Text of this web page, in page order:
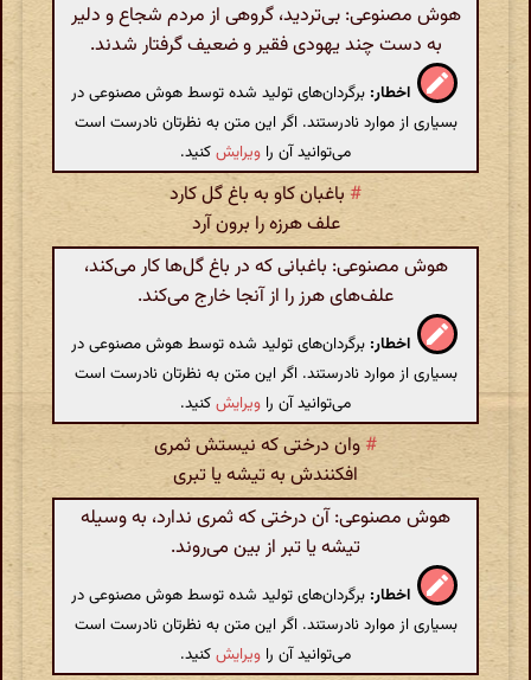
هوش مصنوعی: بی‌تردید، گروهی از مردم شجاع و دلیر
به دست چند یهودی فقیر و ضعیف گرفتار شدند.
اخطار: برگردان‌های تولید شده توسط هوش مصنوعی در
بسیاری از موارد نادرستند. اگر این متن به نظرتان نادرست است
می‌توانید آن را ویرایشکنید.
# باغبان کاو به باغ گل کارد
علف هرزه را برون آرد
هوش مصنوعی: باغبانی که در باغ گل‌ها کار می‌کند،
علف‌های هرز را از آنجا خارج می‌کند.
اخطار: برگردان‌های تولید شده توسط هوش مصنوعی در
بسیاری از موارد نادرستند. اگر این متن به نظرتان نادرست است
می‌توانید آن را ویرایشکنید.
# وان درختی که نیستش ثمری
افکنندش به تیشه یا تبری
هوش مصنوعی: آن درختی که ثمری ندارد، به وسیله
تیشه یا تبر از بین می‌روند.
اخطار: برگردان‌های تولید شده توسط هوش مصنوعی در
بسیاری از موارد نادرستند. اگر این متن به نظرتان نادرست است
می‌توانید آن را ویرایشکنید.